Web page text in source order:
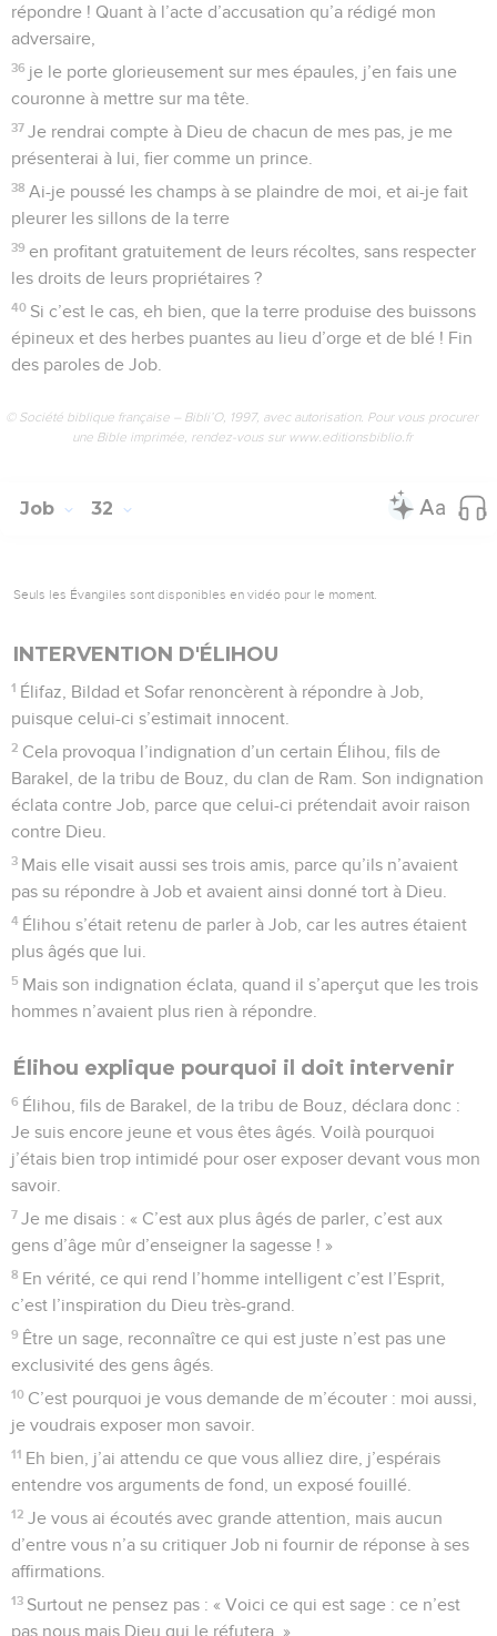
répondre ! Quant à l’acte d’accusation qu’a rédigé mon
adversaire,
36 je le porte glorieusement sur mes épaules, j’en fais une
couronne à mettre sur ma tête.
37 Je rendrai compte à Dieu de chacun de mes pas, je me
présenterai à lui, fier comme un prince.
38 Ai-je poussé les champs à se plaindre de moi, et ai-je fait
pleurer les sillons de la terre
39 en profitant gratuitement de leurs récoltes, sans respecter
les droits de leurs propriétaires ?
40 Si c’est le cas, eh bien, que la terre produise des buissons
épineux et des herbes puantes au lieu d’orge et de blé ! Fin
des paroles de Job.
© Société biblique française – Bibli’O, 1997, avec autorisation. Pour vous procurer
une Bible imprimée, rendez-vous sur www.editionsbiblio.fr
Job 32
Seuls les Évangiles sont disponibles en vidéo pour le moment.
INTERVENTION D'ÉLIHOU
1 Élifaz, Bildad et Sofar renoncèrent à répondre à Job,
puisque celui-ci s’estimait innocent.
2 Cela provoqua l’indignation d’un certain Élihou, fils de
Barakel, de la tribu de Bouz, du clan de Ram. Son indignation
éclata contre Job, parce que celui-ci prétendait avoir raison
contre Dieu.
3 Mais elle visait aussi ses trois amis, parce qu’ils n’avaient
pas su répondre à Job et avaient ainsi donné tort à Dieu.
4 Élihou s’était retenu de parler à Job, car les autres étaient
plus âgés que lui.
5 Mais son indignation éclata, quand il s’aperçut que les trois
hommes n’avaient plus rien à répondre.
Élihou explique pourquoi il doit intervenir
6 Élihou, fils de Barakel, de la tribu de Bouz, déclara donc :
Je suis encore jeune et vous êtes âgés. Voilà pourquoi
j’étais bien trop intimidé pour oser exposer devant vous mon
savoir.
7 Je me disais : « C’est aux plus âgés de parler, c’est aux
gens d’âge mûr d’enseigner la sagesse ! »
8 En vérité, ce qui rend l’homme intelligent c’est l’Esprit,
c’est l’inspiration du Dieu très-grand.
9 Être un sage, reconnaître ce qui est juste n’est pas une
exclusivité des gens âgés.
10 C’est pourquoi je vous demande de m’écouter : moi aussi,
je voudrais exposer mon savoir.
11 Eh bien, j’ai attendu ce que vous alliez dire, j’espérais
entendre vos arguments de fond, un exposé fouillé.
12 Je vous ai écoutés avec grande attention, mais aucun
d’entre vous n’a su critiquer Job ni fournir de réponse à ses
affirmations.
13 Surtout ne pensez pas : « Voici ce qui est sage : ce n’est
pas nous mais Dieu qui le réfutera. »